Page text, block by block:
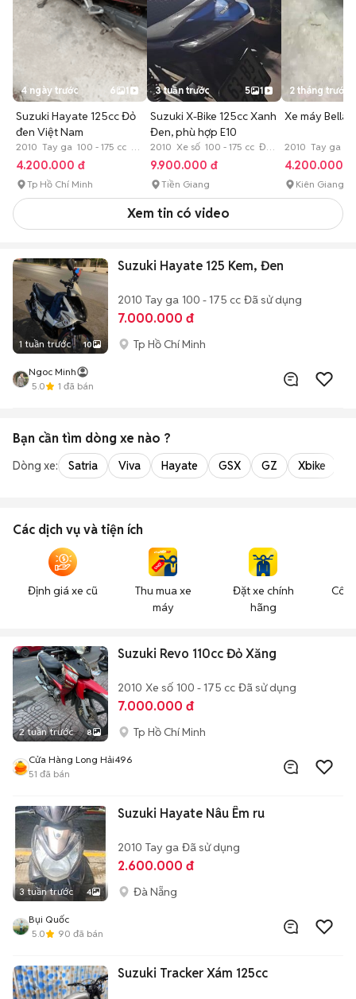
4 ngày trước 6 1
Suzuki Hayate 125cc Đỏ
đen Việt Nam
2010 Tay ga 100 - 175 cc Đã
sử dụng
4.200.000 đ
Tp Hồ Chí Minh
3 tuần trước 5 1
Suzuki X-Bike 125cc Xanh
Đen, phù hợp E10
2010 Xe số 100 - 175 cc Đã
sử dụng
9.900.000 đ
Tiền Giang
2 tháng trước
Xe máy Bella
2010 Tay ga
sử dụng
4.200.000 đ
Kiên Giang
Xem tin có video
1 tuần trước 10
Suzuki Hayate 125 Kem, Đen
2010 Tay ga 100 - 175 cc Đã sử dụng
7.000.000 đ
Tp Hồ Chí Minh
Ngoc Minh
5.0
1 đã bán
Bạn cần tìm dòng xe nào ?
Dòng xe: Satria Viva Hayate GSX GZ Xbike
Các dịch vụ và tiện ích
Định giá xe cũ
Thu mua xe
máy
Đặt xe chính
hãng
2 tuần trước 8
Suzuki Revo 110cc Đỏ Xăng
2010 Xe số 100 - 175 cc Đã sử dụng
7.000.000 đ
Tp Hồ Chí Minh
Cửa Hàng Long Hải496
51 đã bán
3 tuần trước 4
Suzuki Hayate Nâu Êm ru
2010 Tay ga Đã sử dụng
2.600.000 đ
Đà Nẵng
Bụi Quốc
5.0
90 đã bán
Suzuki Tracker Xám 125cc